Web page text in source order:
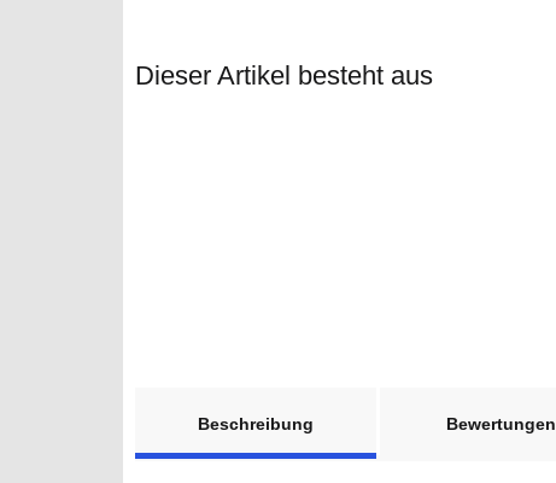
Dieser Artikel besteht aus
Beschreibung
Bewertungen